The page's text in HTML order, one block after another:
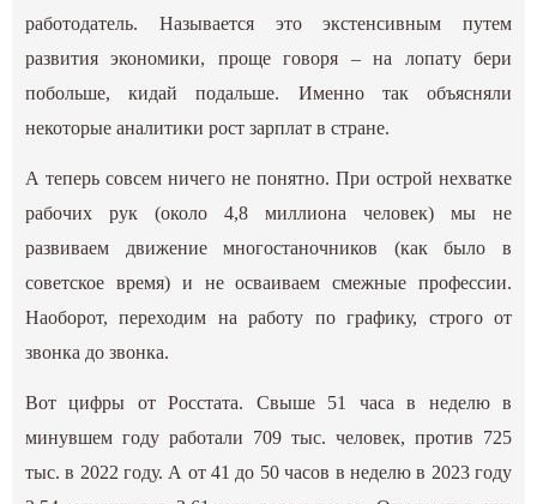
работодатель. Называется это экстенсивным путем
развития экономики, проще говоря – на лопату бери
побольше, кидай подальше. Именно так объясняли
некоторые аналитики рост зарплат в стране.
А теперь совсем ничего не понятно. При острой нехватке
рабочих рук (около 4,8 миллиона человек) мы не
развиваем движение многостаночников (как было в
советское время) и не осваиваем смежные профессии.
Наоборот, переходим на работу по графику, строго от
звонка до звонка.
Вот цифры от Росстата. Свыше 51 часа в неделю в
минувшем году работали 709 тыс. человек, против 725
тыс. в 2022 году. А от 41 до 50 часов в неделю в 2023 году